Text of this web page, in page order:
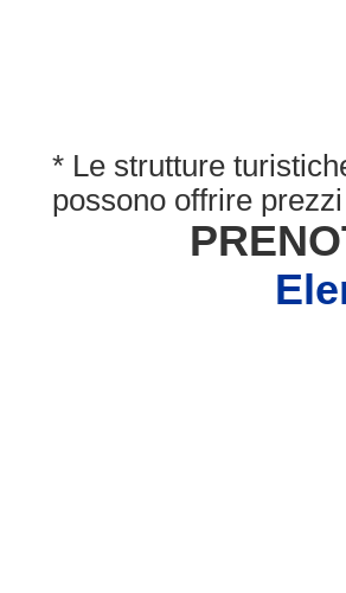
* Le strutture
possono offrire